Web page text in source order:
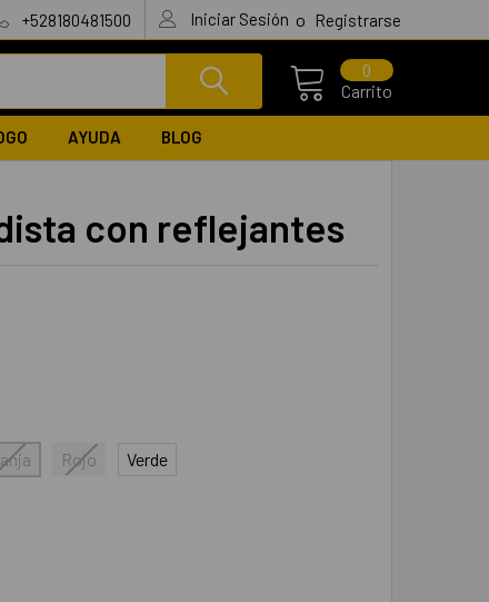
+528180481500 Iniciar Sesión o Registrarse
Carrito
0
AYUDA BLOG
con reflejantes
Rojo Verde